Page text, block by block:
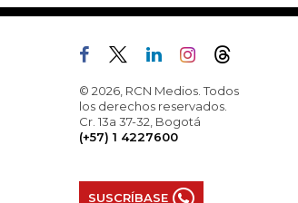
© 2026, RCN Medios. Todos
los derechos reservados.
Cr. 13a 37-32, Bogotá
(+57) 1 4227600
SUSCRÍBASE